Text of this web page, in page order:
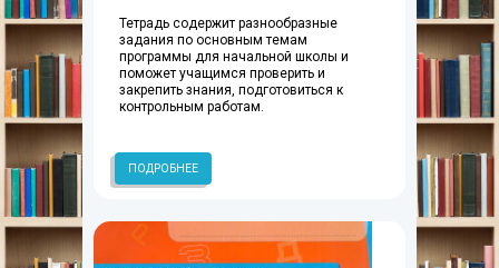
Тетрадь содержит разнообразные
задания по основным темам
программы для начальной школы и
поможет учащимся проверить и
закрепить знания, подготовиться к
контрольным работам.
ПОДРОБНЕЕ